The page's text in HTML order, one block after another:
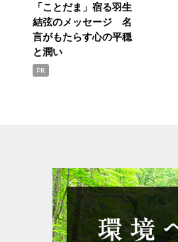
「ことだま」宿る羽生
結弦のメッセージ 名
言がもたらす心の平穏
と潤い
PR